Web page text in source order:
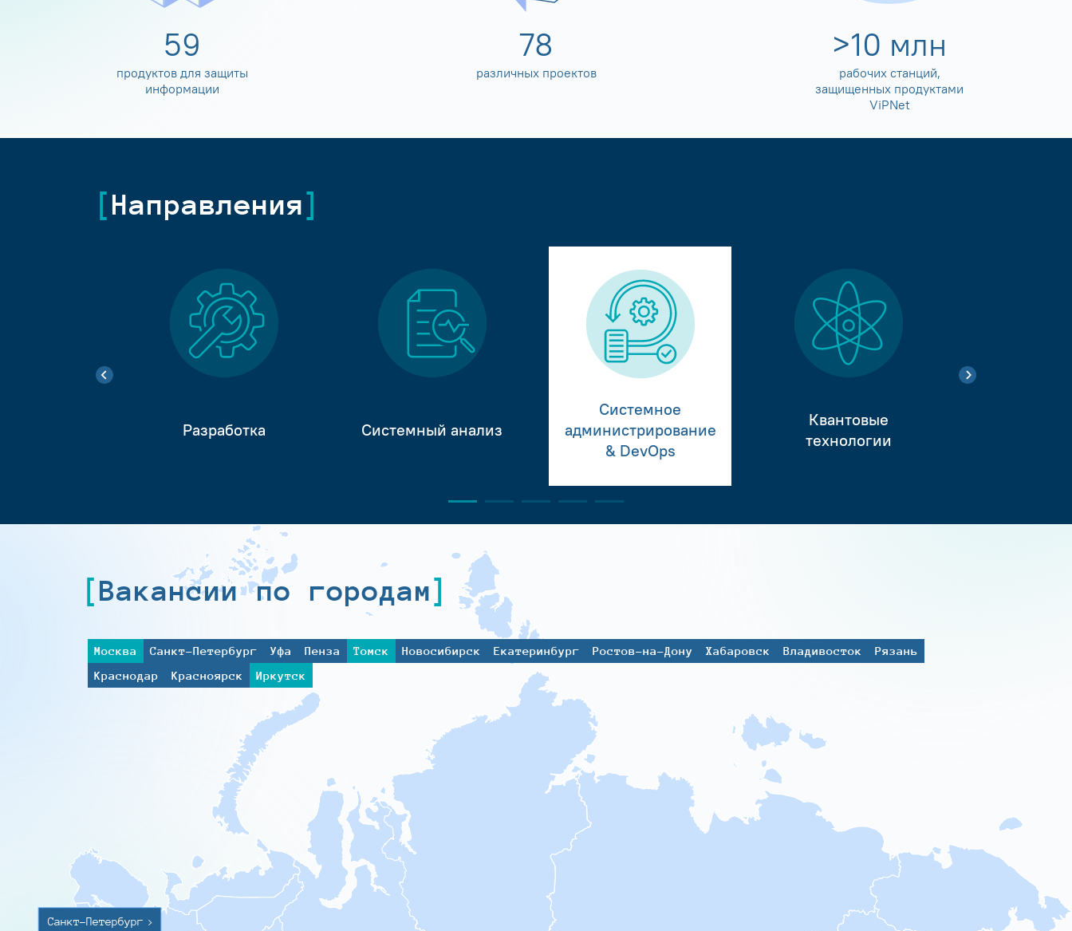
60
продуктов для защиты
информации
80
различных проектов
>10 млн
рабочих станций,
защищенных продуктами
ViPNet
Направления
Разработка Системный анализ
Системное
администрирование
& DevOps
Квантовые
технологии
Вакансии по городам
Москва Санкт-Петербург Уфа Пенза Томск Новосибирск Екатеринбург Ростов-на-Дону Хабаровск Владивосток
Рязань
Краснодар
Красноярск Иркутск
Санкт-Петербург >